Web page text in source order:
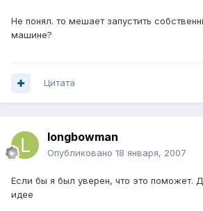
Не понял. то мешает запустить
машине?
Цитата
longbowman
Опубликовано 18 января, 2007
Если бы я был уверен, что это поможет.
идее